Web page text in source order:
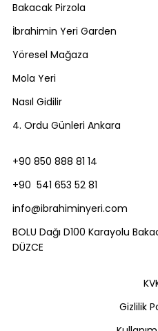
Bakacak Pirzola
İbrahimin Yeri Garden
Yöresel Mağaza
Mola Yeri
Nasıl Gidilir
4. Ordu Günleri Ankara
+90 850 888 81 14
+90 541 653 52 81
info@ibrahiminyeri.com
BOLU Dağı D100 Karayolu
DÜZCE
Gizlilik